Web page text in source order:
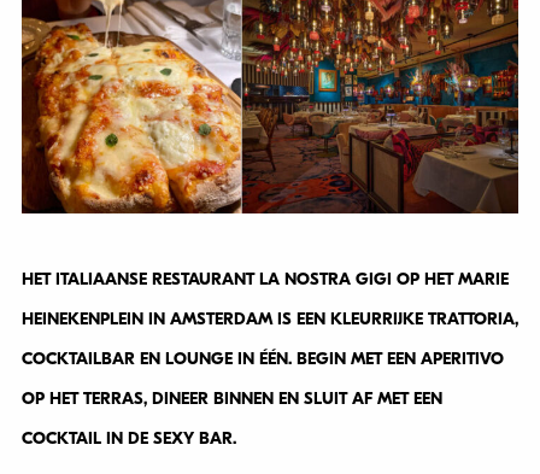
HET ITALIAANSE RESTAURANT LA NOSTRA GIGI OP HET MARIE
HEINEKENPLEIN IN AMSTERDAM IS EEN KLEURRIJKE TRATTORIA,
COCKTAILBAR EN LOUNGE IN ÉÉN. BEGIN MET EEN APERITIVO
OP HET TERRAS, DINEER BINNEN EN SLUIT AF MET EEN
COCKTAIL IN DE SEXY BAR.